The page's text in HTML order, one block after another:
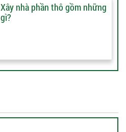
Xây nhà phần thô gồm những
gì?